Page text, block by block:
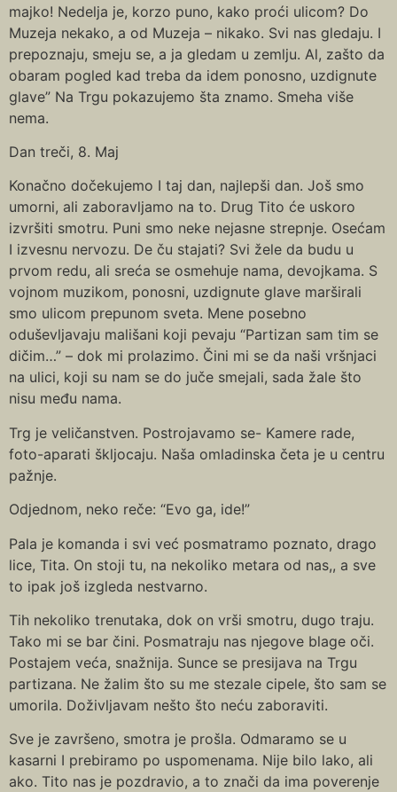
majko! Nedelja je, korzo puno, kako proći ulicom? Do
Muzeja nekako, a od Muzeja – nikako. Svi nas gledaju. I
prepoznaju, smeju se, a ja gledam u zemlju. Al, zašto da
obaram pogled kad treba da idem ponosno, uzdignute
glave” Na Trgu pokazujemo šta znamo. Smeha više
nema.
Dan treči, 8. Maj
Konačno dočekujemo I taj dan, najlepši dan. Još smo
umorni, ali zaboravljamo na to. Drug Tito će uskoro
izvršiti smotru. Puni smo neke nejasne strepnje. Osećam
I izvesnu nervozu. De ču stajati? Svi žele da budu u
prvom redu, ali sreća se osmehuje nama, devojkama. S
vojnom muzikom, ponosni, uzdignute glave marširali
smo ulicom prepunom sveta. Mene posebno
oduševljavaju mališani koji pevaju “Partizan sam tim se
dičim…” – dok mi prolazimo. Čini mi se da naši vršnjaci
na ulici, koji su nam se do juče smejali, sada žale što
nisu među nama.
Trg je veličanstven. Postrojavamo se- Kamere rade,
foto-aparati škljocaju. Naša omladinska četa je u centru
pažnje.
Odjednom, neko reče: “Evo ga, ide!”
Pala je komanda i svi već posmatramo poznato, drago
lice, Tita. On stoji tu, na nekoliko metara od nas,, a sve
to ipak još izgleda nestvarno.
Tih nekoliko trenutaka, dok on vrši smotru, dugo traju.
Tako mi se bar čini. Posmatraju nas njegove blage oči.
Postajem veća, snažnija. Sunce se presijava na Trgu
partizana. Ne žalim što su me stezale cipele, što sam se
umorila. Doživljavam nešto što neću zaboraviti.
Sve je završeno, smotra je prošla. Odmaramo se u
kasarni I prebiramo po uspomenama. Nije bilo lako, ali
ako. Tito nas je pozdravio, a to znači da ima poverenje